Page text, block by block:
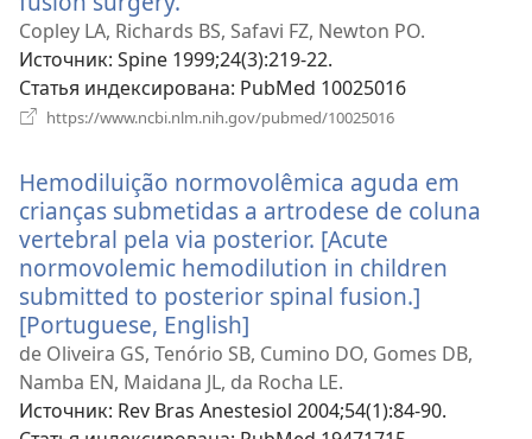
в
новом
окне)
Copley LA, Richards BS, Safavi FZ, Newton PO.
Источник‎: Spine 1999;24(3):219-22.
Статья индексирована‎: PubMed 10025016
https://www.ncbi.nlm.nih.gov/pubmed/10025016
окне)
Hemodiluição normovolêmica aguda em
crianças submetidas a artrodese de coluna
vertebral pela via posterior. [Acute
normovolemic hemodilution in children
submitted to posterior spinal fusion.]
[Portuguese, English]
в
новом
окне)
de Oliveira GS, Tenório SB, Cumino DO, Gomes DB,
Namba EN, Maidana JL, da Rocha LE.
Источник‎: Rev Bras Anestesiol 2004;54(1):84-90.